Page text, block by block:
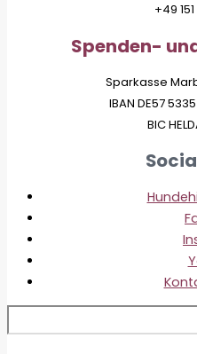
+49 151
Spenden-
Sparkasse
IBAN DE57 5335
BIC